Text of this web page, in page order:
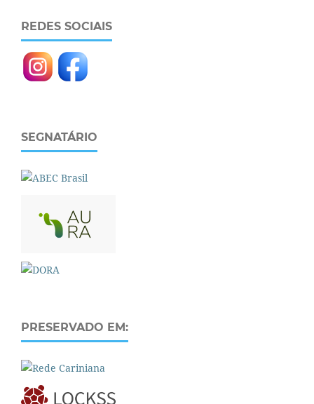
REDES SOCIAIS
SEGNATÁRIO
PRESERVADO EM: